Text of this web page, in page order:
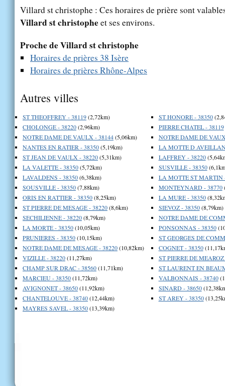
Villard st christophe : Ces horaires de prière sont
Villard st christopheet ses environs.
Proche de Villard st christophe
Horaires de prières 38 Isère
Horaires de prières Rhône-Alpes
Autres villes
ST THEOFFREY - 38119(2,72km)
CHOLONGE - 38220(2,96km)
NOTRE DAME DE VAULX - 38144(5,06km)
NANTES EN RATIER - 38350(5,19km)
ST JEAN DE VAULX - 38220(5,31km)
LA VALETTE - 38350(5,72km)
LAVALDENS - 38350(6,38km)
SOUSVILLE - 38350(7,88km)
ORIS EN RATTIER - 38350(8,25km)
ST PIERRE DE MESAGE - 38220(8,6km)
SECHILIENNE - 38220(8,79km)
LA MORTE - 38350(10,05km)
PRUNIERES - 38350(10,15km)
NOTRE DAME DE MESAGE - 38220(10,82km)
VIZILLE - 38220(11,27km)
CHAMP SUR DRAC - 38560(11,71km)
MARCIEU - 38350(11,72km)
AVIGNONET - 38650(11,92km)
CHANTELOUVE - 38740(12,44km)
MAYRES SAVEL - 38350(13,39km)
ST HONORE - 38350
PIERRE CHATEL - 38119
NOTRE DAME DE
LA MOTTE D
LAFFREY - 38220
SUSVILLE - 38350
LA MOTTE ST MARTIN
MONTEYNARD - 38770
LA MURE - 38350
SIEVOZ - 38350(8,79km)
NOTRE DAME DE
PONSONNAS - 38350
ST GEORGES DE
COGNET - 38350
ST PIERRE DE MEAROZ
ST LAURENT EN
VALBONNAIS - 38740
SINARD - 38650
ST AREY - 38350